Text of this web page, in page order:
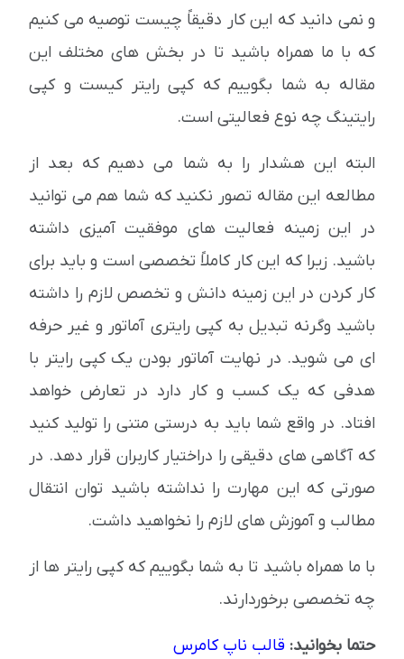
و نمی دانید که این کار دقیقاً چیست توصیه می کنیم
که با ما همراه باشید تا در بخش های مختلف این
مقاله به شما بگوییم که کپی رایتر کیست و کپی
رایتینگ چه نوع فعالیتی است.
البته این هشدار را به شما می دهیم که بعد از
مطالعه این مقاله تصور نکنید که شما هم می توانید
در این زمینه فعالیت های موفقیت آمیزی داشته
باشید. زیرا که این کار کاملاً تخصصی است و باید برای
کار کردن در این زمینه دانش و تخصص لازم را داشته
باشید وگرنه تبدیل به کپی رایتری آماتور و غیر حرفه
ای می شوید. در نهایت آماتور بودن یک کپی رایتر با
هدفی که یک کسب و کار دارد در تعارض خواهد
افتاد. در واقع شما باید به درستی متنی را تولید کنید
که آگاهی های دقیقی را دراختیار کاربران قرار دهد. در
صورتی که این مهارت را نداشته باشید توان انتقال
مطالب و آموزش های لازم را نخواهید داشت.
با ما همراه باشید تا به شما بگوییم که کپی رایتر ها از
چه تخصصی برخوردارند.
حتما بخوانید: قالب ناپ کامرس